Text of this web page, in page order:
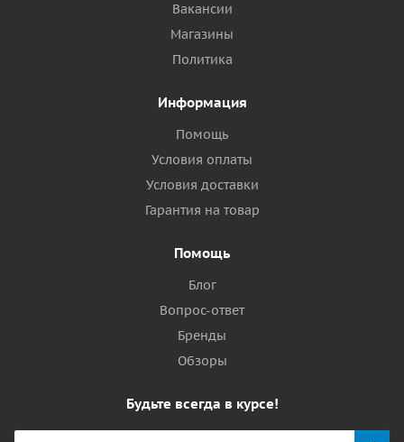
Вакансии
Магазины
Политика
Информация
Помощь
Условия оплаты
Условия доставки
Гарантия на товар
Помощь
Блог
Вопрос-ответ
Бренды
Обзоры
Будьте всегда в курсе!